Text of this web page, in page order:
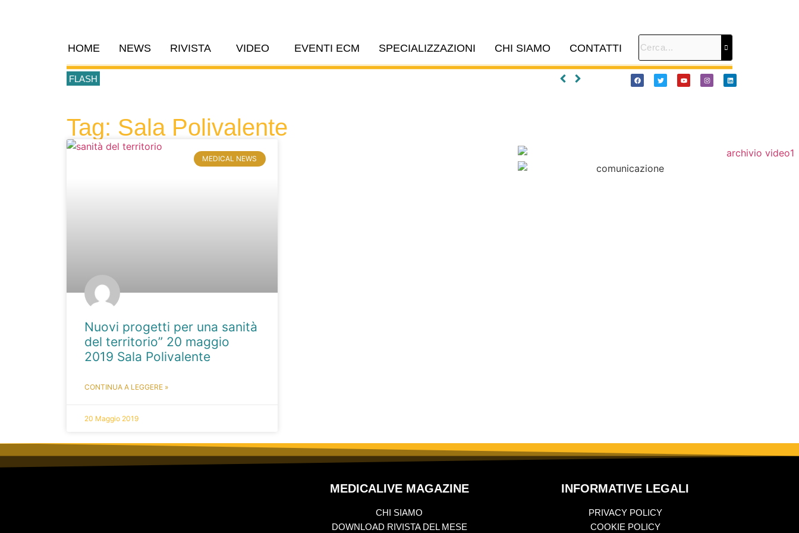
HOME NEWS RIVISTA VIDEO EVENTI ECM SPECIALIZZAZIONI CHI SIAMO CONTATTI
FLASH
Tag: Sala Polivalente
MEDICAL NEWS
Nuovi progetti per una sanità
del territorio” 20 maggio
2019 Sala Polivalente
CONTINUA A LEGGERE »
20 Maggio 2019
MEDICALIVE MAGAZINE
CHI SIAMO
DOWNLOAD RIVISTA DEL MESE
INFORMATIVE LEGALI
PRIVACY POLICY
COOKIE POLICY